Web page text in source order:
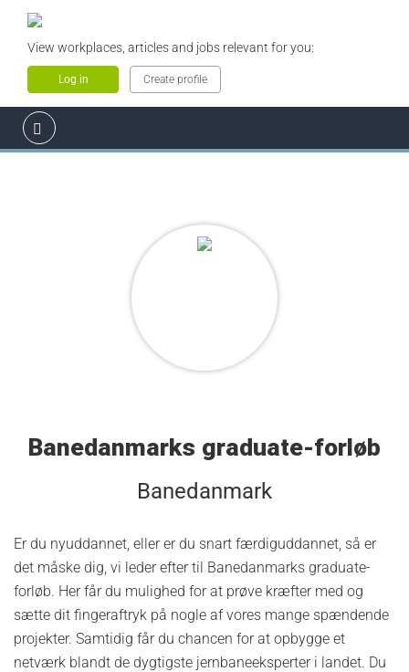
View workplaces, articles and jobs relevant for you:
Log in Create profile
Banedanmarks graduate-forløb
Banedanmark
Er du nyuddannet, eller er du snart færdiguddannet, så er
det måske dig, vi leder efter til Banedanmarks graduate-
forløb. Her får du mulighed for at prøve kræfter med og
sætte dit fingeraftryk på nogle af vores mange spændende
projekter. Samtidig får du chancen for at opbygge et
netværk blandt de dygtigste jernbaneeksperter i landet. Du